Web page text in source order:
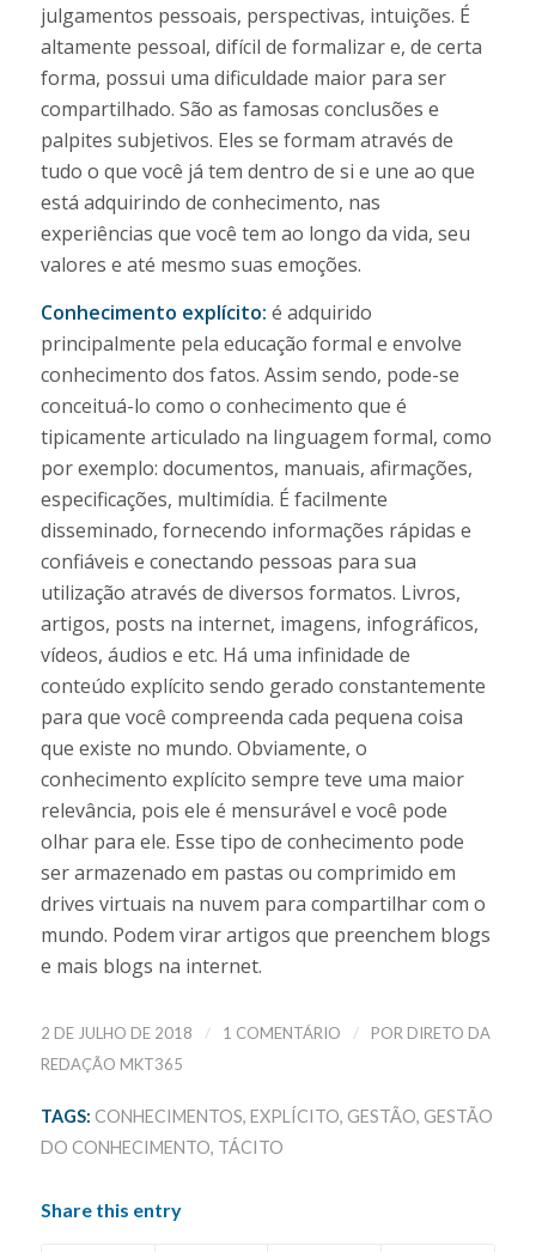
julgamentos pessoais, perspectivas, intuições. É
altamente pessoal, difícil de formalizar e, de certa
forma, possui uma dificuldade maior para ser
compartilhado. São as famosas conclusões e
palpites subjetivos. Eles se formam através de
tudo o que você já tem dentro de si e une ao que
está adquirindo de conhecimento, nas
experiências que você tem ao longo da vida, seu
valores e até mesmo suas emoções.
Conhecimento explícito: é adquirido
principalmente pela educação formal e envolve
conhecimento dos fatos. Assim sendo, pode-se
conceituá-lo como o conhecimento que é
tipicamente articulado na linguagem formal, como
por exemplo: documentos, manuais, afirmações,
especificações, multimídia. É facilmente
disseminado, fornecendo informações rápidas e
confiáveis e conectando pessoas para sua
utilização através de diversos formatos. Livros,
artigos, posts na internet, imagens, infográficos,
vídeos, áudios e etc. Há uma infinidade de
conteúdo explícito sendo gerado constantemente
para que você compreenda cada pequena coisa
que existe no mundo. Obviamente, o
conhecimento explícito sempre teve uma maior
relevância, pois ele é mensurável e você pode
olhar para ele. Esse tipo de conhecimento pode
ser armazenado em pastas ou comprimido em
drives virtuais na nuvem para compartilhar com o
mundo. Podem virar artigos que preenchem blogs
e mais blogs na internet.
2 DE JULHO DE 2018 / 1 COMENTÁRIO / POR DIRETO DA
REDAÇÃO MKT365
TAGS: CONHECIMENTOS, EXPLÍCITO, GESTÃO, GESTÃO
DO CONHECIMENTO, TÁCITO
Share this entry